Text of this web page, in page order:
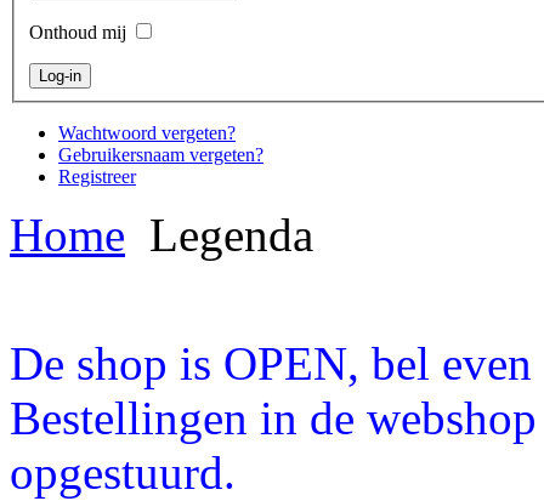
Onthoud mij
Wachtwoord vergeten?
Gebruikersnaam vergeten?
Registreer
Home Legenda
De shop is OPEN, bel
Bestellingen in de
opgestuurd.